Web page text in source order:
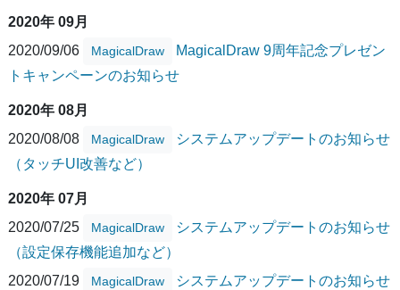
2020年 09月
2020/09/06
MagicalDraw
MagicalDraw 9周年記念プレゼン
トキャンペーンのお知らせ
2020年 08月
2020/08/08
MagicalDraw
システムアップデートのお知らせ
（タッチUI改善など）
2020年 07月
2020/07/25
MagicalDraw
システムアップデートのお知らせ
（設定保存機能追加など）
2020/07/19
MagicalDraw
システムアップデートのお知らせ